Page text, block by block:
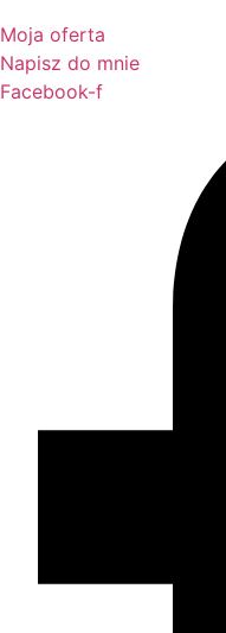
Moja oferta
Napisz do mnie
Facebook-f